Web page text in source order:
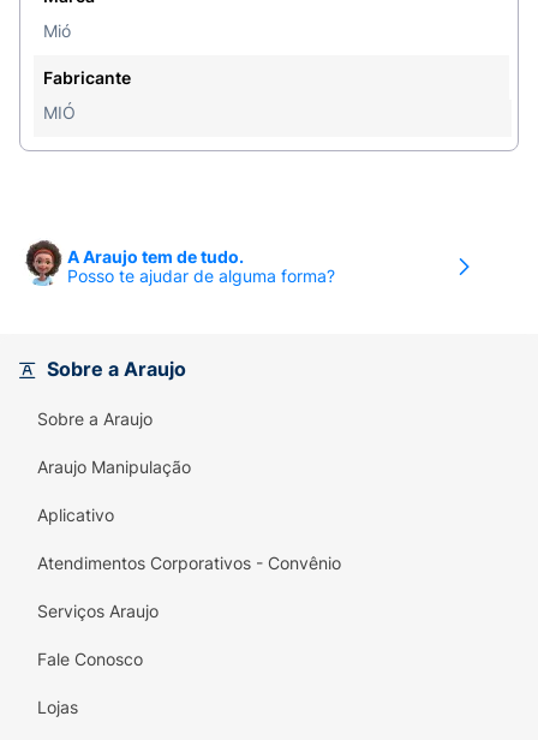
Mió
Fabricante
MIÓ
A Araujo tem de tudo.
Posso te ajudar de alguma forma?
Sobre a Araujo
Sobre a Araujo
Araujo Manipulação
Aplicativo
Atendimentos Corporativos - Convênio
Serviços Araujo
Fale Conosco
Lojas